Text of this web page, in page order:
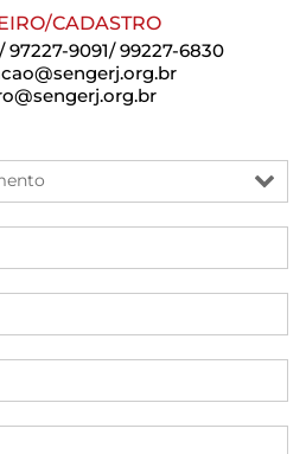
CADASTRO
97227-9091/ 99227-6830